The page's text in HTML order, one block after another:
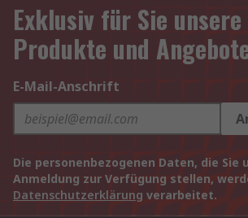
Exklusiv für Sie
Produkte und
E-Mail-Anschrift
Die personenbezogenen Daten, die Sie
Anmeldung zur Verfügung stellen,
Datenschutzerklärung verarbeitet.